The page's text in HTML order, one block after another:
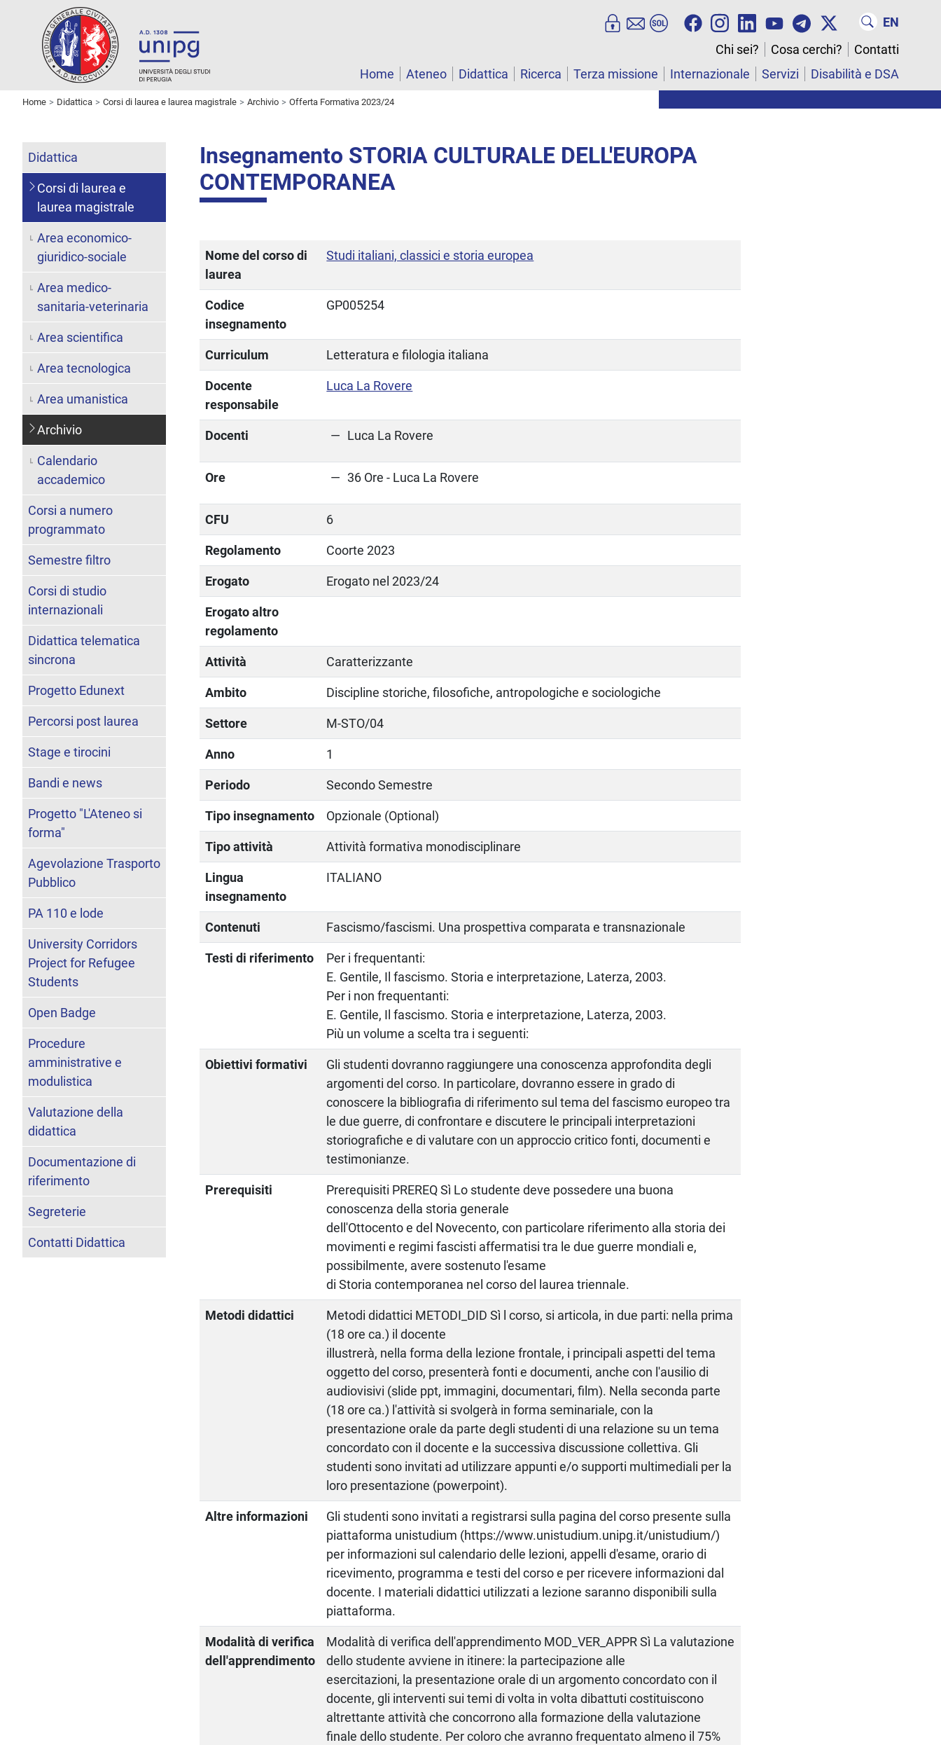
EN
Chi sei?
Cosa cerchi?
Contatti
Home
Ateneo Didattica Ricerca Terza missione Internazionale Servizi Disabilità e DSA
Home Didattica Corsi di laurea e laurea magistrale Archivio Offerta Formativa 2023/24
Insegnamento STORIA CULTURALE DELL'EUROPA
CONTEMPORANEA
Nome del corso di
laurea
Studi italiani, classici e storia europea
Codice
insegnamento
GP005254
Curriculum Letteratura e filologia italiana
Docente
responsabile
Luca La Rovere
Docenti Luca La Rovere
Ore 36 Ore - Luca La Rovere
CFU 6
Regolamento Coorte 2023
Erogato Erogato nel 2023/24
Erogato altro
regolamento
Attività Caratterizzante
Ambito Discipline storiche, filosofiche, antropologiche e sociologiche
Settore M-STO/04
Anno 1
Periodo Secondo Semestre
Tipo insegnamento Opzionale (Optional)
Tipo attività Attività formativa monodisciplinare
Lingua
insegnamento
ITALIANO
Contenuti Fascismo/fascismi. Una prospettiva comparata e transnazionale
Testi di riferimento
Per i frequentanti:
E. Gentile, Il fascismo. Storia e interpretazione, Laterza, 2003.
Per i non frequentanti:
E. Gentile, Il fascismo. Storia e interpretazione, Laterza, 2003.
Più un volume a scelta tra i seguenti:
Obiettivi formativi
Gli studenti dovranno raggiungere una conoscenza approfondita degli
argomenti del corso. In particolare, dovranno essere in grado di
conoscere la bibliografia di riferimento sul tema del fascismo europeo tra
le due guerre, di confrontare e discutere le principali interpretazioni
storiografiche e di valutare con un approccio critico fonti, documenti e
testimonianze.
Prerequisiti
Prerequisiti PREREQ Sì Lo studente deve possedere una buona
conoscenza della storia generale
dell'Ottocento e del Novecento, con particolare riferimento alla storia dei
movimenti e regimi fascisti affermatisi tra le due guerre mondiali e,
possibilmente, avere sostenuto l'esame
di Storia contemporanea nel corso del laurea triennale.
Metodi didattici
Metodi didattici METODI_DID Sì l corso, si articola, in due parti: nella prima
(18 ore ca.) il docente
illustrerà, nella forma della lezione frontale, i principali aspetti del tema
oggetto del corso, presenterà fonti e documenti, anche con l'ausilio di
audiovisivi (slide ppt, immagini, documentari, film). Nella seconda parte
(18 ore ca.) l'attività si svolgerà in forma seminariale, con la
presentazione orale da parte degli studenti di una relazione su un tema
concordato con il docente e la successiva discussione collettiva. Gli
studenti sono invitati ad utilizzare appunti e/o supporti multimediali per la
loro presentazione (powerpoint).
Altre informazioni
Gli studenti sono invitati a registrarsi sulla pagina del corso presente sulla
piattaforma unistudium (https://www.unistudium.unipg.it/unistudium/)
per informazioni sul calendario delle lezioni, appelli d'esame, orario di
ricevimento, programma e testi del corso e per ricevere informazioni dal
docente. I materiali didattici utilizzati a lezione saranno disponibili sulla
piattaforma.
Modalità di verifica
dell'apprendimento
Modalità di verifica dell'apprendimento MOD_VER_APPR Sì La valutazione
dello studente avviene in itinere: la partecipazione alle
esercitazioni, la presentazione orale di un argomento concordato con il
docente, gli interventi sui temi di volta in volta dibattuti costituiscono
altrettante attività che concorrono alla formazione della valutazione
finale dello studente. Per coloro che avranno frequentato almeno il 75%
Didattica
Corsi di laurea e
laurea magistrale
Area economico-
giuridico-sociale
Area medico-
sanitaria-veterinaria
Area scientifica
Area tecnologica
Area umanistica
Archivio
Calendario
accademico
Corsi a numero
programmato
Semestre filtro
Corsi di studio
internazionali
Didattica telematica
sincrona
Progetto Edunext
Percorsi post laurea
Stage e tirocini
Bandi e news
Progetto "L'Ateneo si
forma"
Agevolazione Trasporto
Pubblico
PA 110 e lode
University Corridors
Project for Refugee
Students
Open Badge
Procedure
amministrative e
modulistica
Valutazione della
didattica
Documentazione di
riferimento
Segreterie
Contatti Didattica